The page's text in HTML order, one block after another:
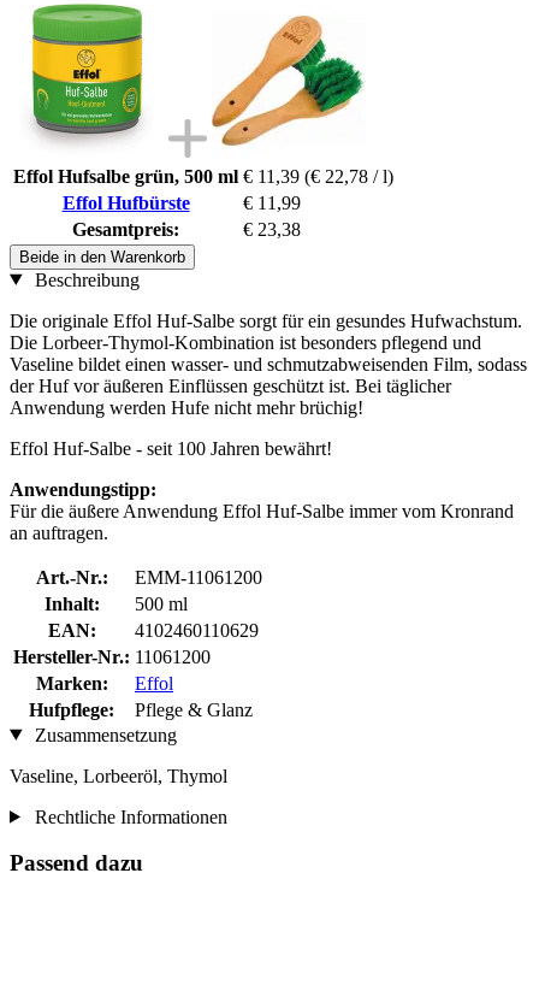
Effol Hufsalbe grün, 500 ml € 11,39 (€ 22,78 / l)
Effol Hufbürste
€ 11,99
Gesamtpreis:
€ 23,38
Beide in den Warenkorb
Beschreibung
Die originale Effol Huf-Salbe sorgt für ein gesundes Hufwachstum.
Die Lorbeer-Thymol-Kombination ist besonders pflegend und
Vaseline bildet einen wasser- und schmutzabweisenden Film, sodass
der Huf vor äußeren Einflüssen geschützt ist. Bei täglicher
Anwendung werden Hufe nicht mehr brüchig!
Effol Huf-Salbe - seit 100 Jahren bewährt!
Anwendungstipp:
Für die äußere Anwendung Effol Huf-Salbe immer vom Kronrand
an auftragen.
Art.-Nr.:
EMM-11061200
Inhalt:
500 ml
EAN:
4102460110629
Hersteller-Nr.: 11061200
Marken:
Effol
Hufpflege:
Pflege & Glanz
Zusammensetzung
Vaseline, Lorbeeröl, Thymol
Rechtliche Informationen
Passend dazu